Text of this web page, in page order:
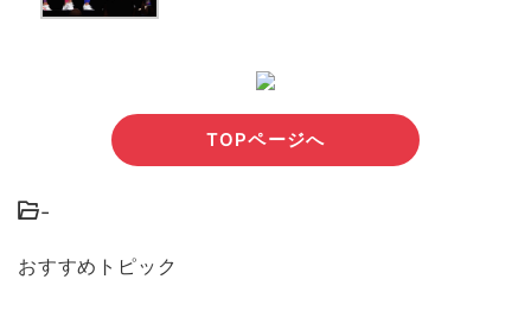
TOPページへ
-
おすすめトピック